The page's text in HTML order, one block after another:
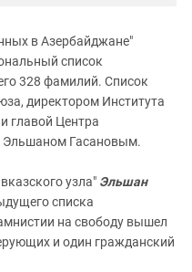
в Азербайджане"
список
328 фамилий. Список
директором Института
главой Центра
Эльшаном Гасановым.
узла" Эльшан
списка
на свободу вышел
и один гражданский